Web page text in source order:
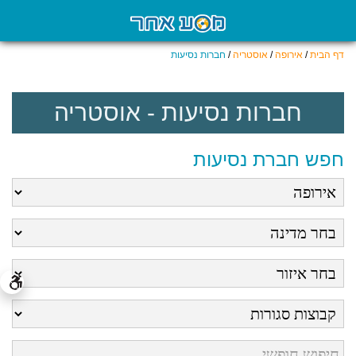
דף הבית/ אירופה/ אוסטריה/ חברות נסיעות
חברות נסיעות - אוסטריה
חפש חברת נסיעות